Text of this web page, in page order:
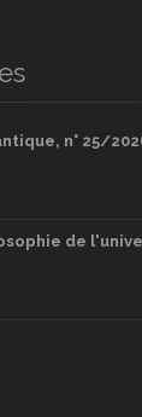
n° 25/
de